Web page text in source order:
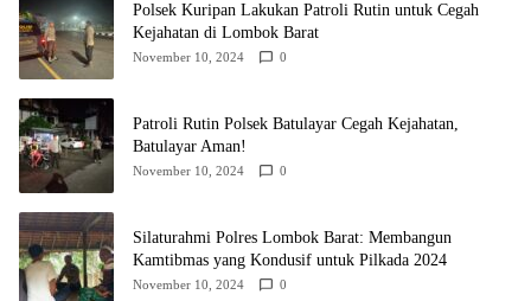
Polsek Kuripan Lakukan Patroli Rutin untuk Cegah
Kejahatan di Lombok Barat
November 10, 2024 0
Patroli Rutin Polsek Batulayar Cegah Kejahatan,
Batulayar Aman!
November 10, 2024 0
Silaturahmi Polres Lombok Barat: Membangun
Kamtibmas yang Kondusif untuk Pilkada 2024
November 10, 2024 0